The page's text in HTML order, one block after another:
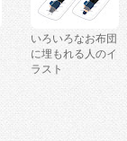
いろいろなお布団
に埋もれる人のイ
ラスト